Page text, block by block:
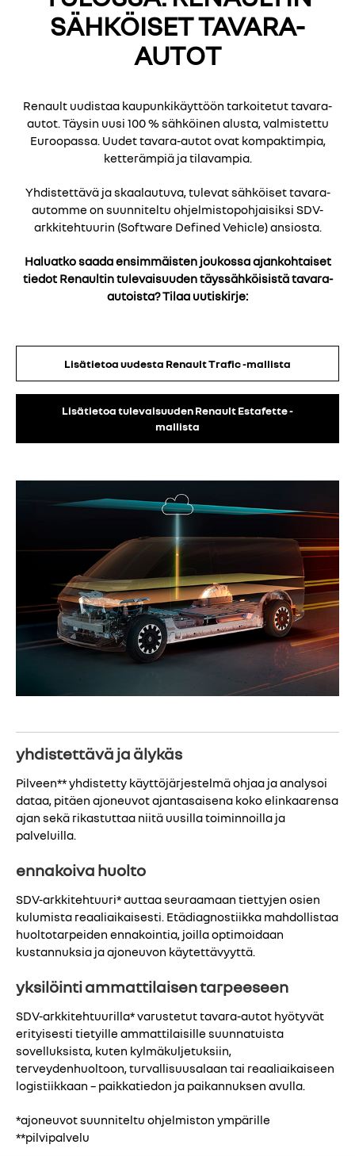
SÄHKÖISET TAVARA-
AUTOT
Renault uudistaa kaupunkikäyttöön tarkoitetut tavara-
autot. Täysin uusi 100 % sähköinen alusta, valmistettu
Euroopassa. Uudet tavara-autot ovat kompaktimpia,
ketterämpiä ja tilavampia.
Yhdistettävä ja skaalautuva, tulevat sähköiset tavara-
automme on suunniteltu ohjelmistopohjaisiksi SDV-
arkkitehtuurin (Software Defined Vehicle) ansiosta.
Haluatko saada ensimmäisten joukossa ajankohtaiset
tiedot Renaultin tulevaisuuden täyssähköisistä tavara-
autoista? Tilaa uutiskirje:
Lisätietoa uudesta Renault Trafic -mallista
Lisätietoa tulevaisuuden Renault Estafette -
mallista
yhdistettävä ja älykäs
Pilveen** yhdistetty käyttöjärjestelmä ohjaa ja analysoi
dataa, pitäen ajoneuvot ajantasaisena koko elinkaarensa
ajan sekä rikastuttaa niitä uusilla toiminnoilla ja
palveluilla.
ennakoiva huolto
SDV-arkkitehtuuri* auttaa seuraamaan tiettyjen osien
kulumista reaaliaikaisesti. Etädiagnostiikka mahdollistaa
huoltotarpeiden ennakointia, joilla optimoidaan
kustannuksia ja ajoneuvon käytettävyyttä.
yksilöinti ammattilaisen tarpeeseen
SDV-arkkitehtuurilla* varustetut tavara-autot hyötyvät
erityisesti tietyille ammattilaisille suunnatuista
sovelluksista, kuten kylmäkuljetuksiin,
terveydenhuoltoon, turvallisuusalaan tai reaaliaikaiseen
logistiikkaan – paikkatiedon ja paikannuksen avulla.
*ajoneuvot suunniteltu ohjelmiston ympärille
**pilvipalvelu